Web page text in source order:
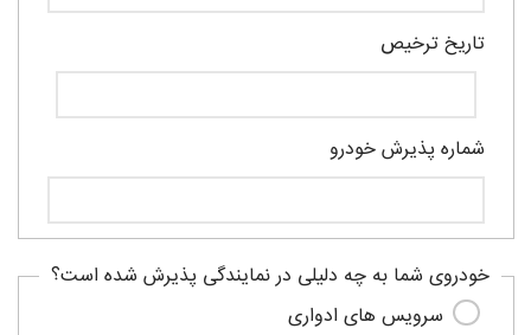
تاریخ ترخیص
شماره پذیرش خودرو
خودروی شما به چه دلیلی در نمایندگی پذیرش شده است؟
سرویس های ادواری